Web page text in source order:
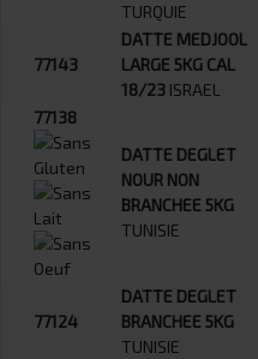
TURQUIE
77143
DATTE MEDJOOL
LARGE 5KG CAL
18/23 ISRAEL
77138
DATTE DEGLET
NOUR NON
BRANCHEE 5KG
TUNISIE
77124
DATTE DEGLET
BRANCHEE 5KG
TUNISIE